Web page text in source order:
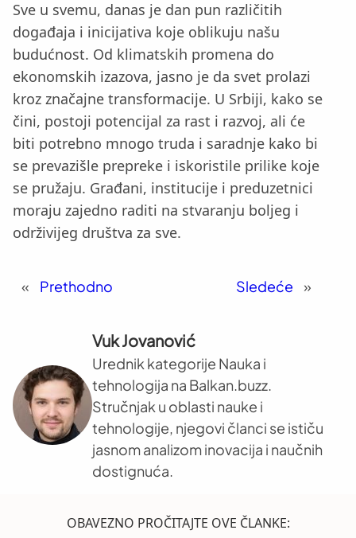
Sve u svemu, danas je dan pun različitih
događaja i inicijativa koje oblikuju našu
budućnost. Od klimatskih promena do
ekonomskih izazova, jasno je da svet prolazi
kroz značajne transformacije. U Srbiji, kako se
čini, postoji potencijal za rast i razvoj, ali će
biti potrebno mnogo truda i saradnje kako bi
se prevazišle prepreke i iskoristile prilike koje
se pružaju. Građani, institucije i preduzetnici
moraju zajedno raditi na stvaranju boljeg i
održivijeg društva za sve.
« Prethodno Sledeće »
Vuk Jovanović
Urednik kategorije Nauka i
tehnologija na Balkan.buzz.
Stručnjak u oblasti nauke i
tehnologije, njegovi članci se ističu
jasnom analizom inovacija i naučnih
dostignuća.
OBAVEZNO PROČITAJTE OVE ČLANKE: